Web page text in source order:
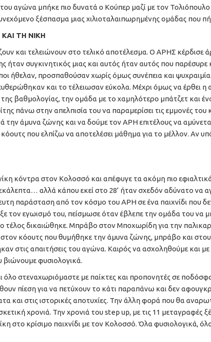
αγώνα μπήκε πιο δυνατά ο Κούπερ μαζί με τον Τολιόπουλο
ξέσπασμα μιας χιλιοταλαιπωρημένης ομάδας που
ΤΗ ΝΙΚΗ
και τελειώνουν στο τελικό αποτέλεσμα. Ο ΑΡΗΣ κέρδισε
ήταν συγκινητικός μιας και αυτός ήταν αυτός που παρέσυρε
ήθελαν, προσπαθούσαν χωρίς όμως συνέπεια και
και το τέλειωσαν εύκολα. Μέχρι όμως να έρθει η
βαθμολογίας, την ομάδα με το χαμηλότερο μπάτζετ και
πάνω στην απελπισία του να παραμερίσει τις εμμονές του
την άμυνα ζώνης και να δούμε τον ΑΡΗ επιτέλους να
που ελπίζω να αποτελέσει μάθημα για το μέλλον. Αν
κόντρα στον Κολοσσό και απέφυγε τα ακόμη πιο
αλλά κάπου εκεί στο 28’ ήταν σχεδόν αδύνατο να
παράσταση από τον κόσμο του ΑΡΗ σε ένα παιχνίδι που
τον εγωισμό του, πείσμωσε όταν έβλεπε την ομάδα του να
τέλος δικαιώθηκε. Μπράβο στον Μποχωρίδη για την
κόουτς που θυμήθηκε την άμυνα ζώνης, μπράβο και
στις απαιτήσεις του αγώνα. Καιρός να ασχοληθούμε και
φυσιολογικά.
στεναχωριόμαστε με παίκτες και προπονητές σε
πίεση για να πετύχουν το κάτι παραπάνω και δεν
και στις ιστορικές αποτυχίες. Την άλλη φορά που θα
χρονιά. Την χρονιά του step up, με τις 11 μεταγραφές
στο κρίσιμο παιχνίδι με τον Κολοσσό. Όλα φυσιολογικά,